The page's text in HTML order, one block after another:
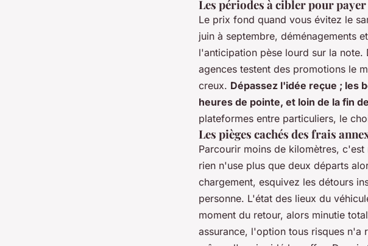
Les périodes à cibler pour
Le prix fond quand vous évitez le
juin à septembre, déménagements
l'anticipation pèse lourd sur la note.
agences testent des promotions le
creux. Dépassez l'idée reçue ; les
heures de pointe, et loin de la fin
plateformes entre particuliers, le
Les pièges cachés des frais
Parcourir moins de kilomètres,
rien n'use plus que deux départs
chargement, esquivez les détours
personne. L'état des lieux du
moment du retour, alors minutie
assurance, l'option tous risques n'a